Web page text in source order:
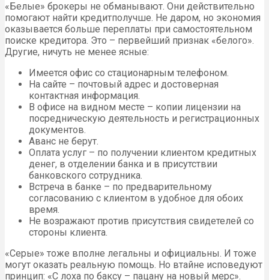
«Белые» брокеры не обманывают. Они действительно
помогают найти кредитполучше. Не даром, но экономия
оказывается больше переплаты при самостоятельном
поиске кредитора. Это – первейший признак «белого».
Другие, ничуть не менее ясные:
Имеется офис со стационарным телефоном.
На сайте – почтовый адрес и достоверная
контактная информация.
В офисе на видном месте – копии лицензии на
посредническую деятельность и регистрационных
документов.
Аванс не берут.
Оплата услуг – по получении клиентом кредитных
денег, в отделении банка и в присутствии
банковского сотрудника.
Встреча в банке – по предварительному
согласованию с клиентом в удобное для обоих
время.
Не возражают против присутствия свидетелей со
стороны клиента.
«Серые» тоже вполне легальны и официальны. И тоже
могут оказать реальную помощь. Но втайне исповедуют
принцип: «С лоха по баксу – пацану на новый мерс».